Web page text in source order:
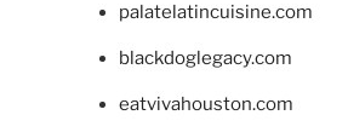
palatelatincuisine.com
blackdoglegacy.com
eatvivahouston.com